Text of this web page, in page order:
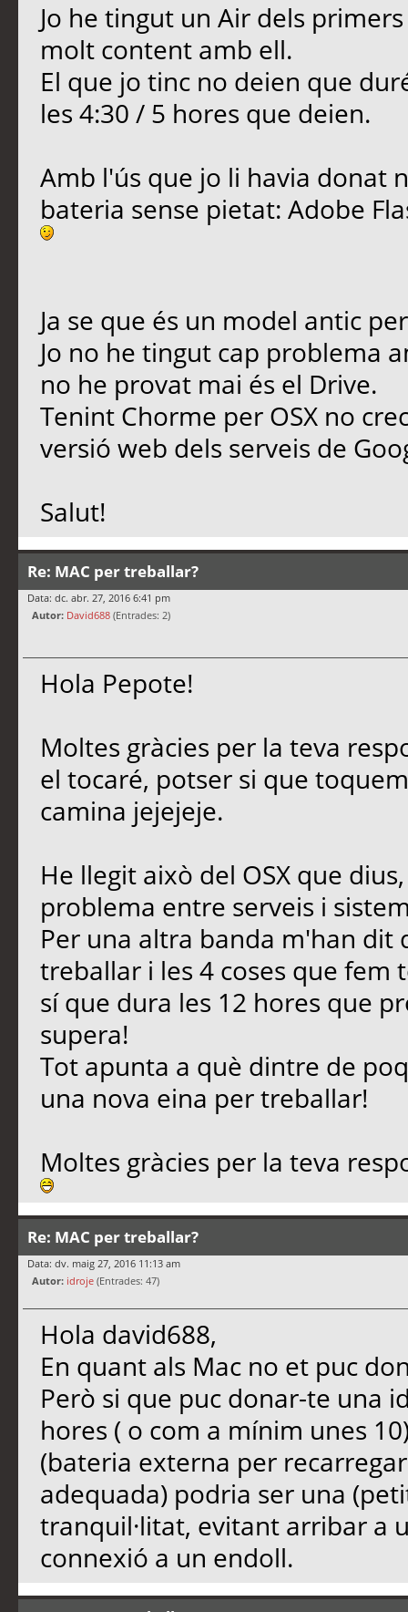
Jo he tingut un Air dels
molt content amb ell.
El que jo tinc no deien que
les 4:30 / 5 hores que deien.
Amb l'ús que jo li havia donat
bateria sense pietat: Adobe
Ja se que és un model antic
Jo no he tingut cap problema
no he provat mai és el Drive.
Tenint Chorme per OSX no
versió web dels serveis de
Salut!
Re: MAC per treballar?
Data: dc. abr. 27, 2016 6:41 pm
Autor: David688 (Entrades: 2)
Hola Pepote!
Moltes gràcies per la teva
el tocaré, potser si que
camina jejejeje.
He llegit això del OSX que
problema entre serveis i
Per una altra banda m'han dit
treballar i les 4 coses que fem
sí que dura les 12 hores que
supera!
Tot apunta a què dintre de
una nova eina per treballar!
Moltes gràcies per la teva
Re: MAC per treballar?
Data: dv. maig 27, 2016 11:13 am
Autor: idroje (Entrades: 47)
Hola david688,
En quant als Mac no et puc
Però si que puc donar-te una
hores ( o com a mínim unes
(bateria externa per
adequada) podria ser una
tranquil·litat, evitant arribar a
connexió a un endoll.